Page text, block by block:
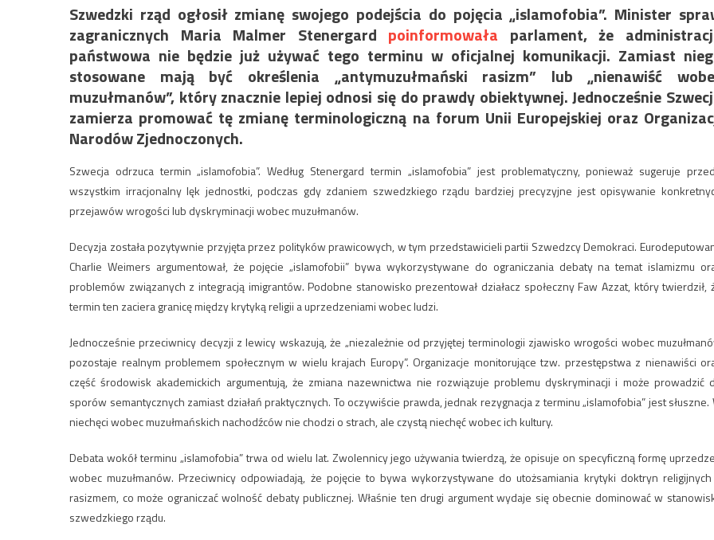
Szwedzki rząd ogłosił zmianę swojego podejścia do pojęcia „islamofobia”. Minister
zagranicznych Maria Malmer Stenergard poinformowała parlament, że
państwowa nie będzie już używać tego terminu w oficjalnej komunikacji. Zamiast
stosowane mają być określenia „antymuzułmański rasizm” lub „nienawiść
muzułmanów”, który znacznie lepiej odnosi się do prawdy obiektywnej. Jednocześnie
zamierza promować tę zmianę terminologiczną na forum Unii Europejskiej oraz
Narodów Zjednoczonych.
Szwecja odrzuca termin „islamofobia”. Według Stenergard termin „islamofobia” jest problematyczny, ponieważ sugeruje
wszystkim irracjonalny lęk jednostki, podczas gdy zdaniem szwedzkiego rządu bardziej precyzyjne jest opisywanie
przejawów wrogości lub dyskryminacji wobec muzułmanów.
Decyzja została pozytywnie przyjęta przez polityków prawicowych, w tym przedstawicieli partii Szwedzcy Demokraci.
Charlie Weimers argumentował, że pojęcie „islamofobii” bywa wykorzystywane do ograniczania debaty na temat islamizmu
problemów związanych z integracją imigrantów. Podobne stanowisko prezentował działacz społeczny Faw Azzat, który twierdził,
termin ten zaciera granicę między krytyką religii a uprzedzeniami wobec ludzi.
Jednocześnie przeciwnicy decyzji z lewicy wskazują, że „niezależnie od przyjętej terminologii zjawisko wrogości wobec
pozostaje realnym problemem społecznym w wielu krajach Europy”. Organizacje monitorujące tzw. przestępstwa z nienawiści
część środowisk akademickich argumentują, że zmiana nazewnictwa nie rozwiązuje problemu dyskryminacji i może prowadzić
sporów semantycznych zamiast działań praktycznych. To oczywiście prawda, jednak rezygnacja z terminu „islamofobia” jest słuszne.
niechęci wobec muzułmańskich nachodźców nie chodzi o strach, ale czystą niechęć wobec ich kultury.
Debata wokół terminu „islamofobia” trwa od wielu lat. Zwolennicy jego używania twierdzą, że opisuje on specyficzną formę
wobec muzułmanów. Przeciwnicy odpowiadają, że pojęcie to bywa wykorzystywane do utożsamiania krytyki doktryn
rasizmem, co może ograniczać wolność debaty publicznej. Właśnie ten drugi argument wydaje się obecnie dominować w
szwedzkiego rządu.